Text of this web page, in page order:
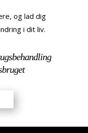
og lad dig
i dit liv.